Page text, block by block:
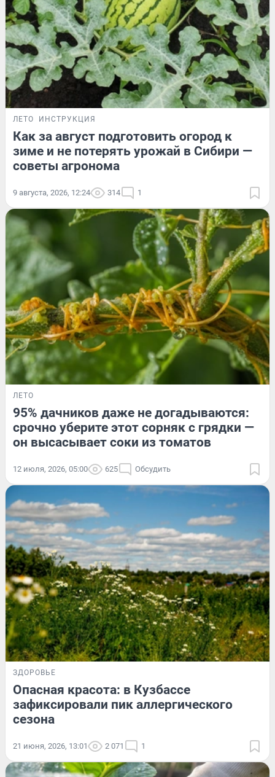
ЛЕТО ИНСТРУКЦИЯ
Как за август подготовить огород к
зиме и не потерять урожай в Сибири —
советы агронома
9 августа, 2026, 12:24 314 1
ЛЕТО
95% дачников даже не догадываются:
срочно уберите этот сорняк с грядки —
он высасывает соки из томатов
12 июля, 2026, 05:00 625 Обсудить
ЗДОРОВЬЕ
Опасная красота: в Кузбассе
зафиксировали пик аллергического
сезона
21 июня, 2026, 13:01 2 071 1